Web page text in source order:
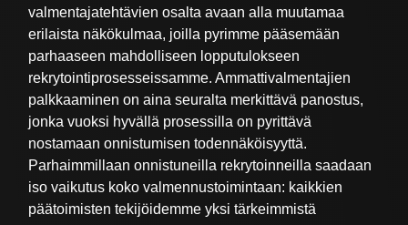
valmentajatehtävien osalta avaan alla muutamaa
erilaista näkökulmaa, joilla pyrimme pääsemään
parhaaseen mahdolliseen lopputulokseen
rekrytointiprosesseissamme. Ammattivalmentajien
palkkaaminen on aina seuralta merkittävä panostus,
jonka vuoksi hyvällä prosessilla on pyrittävä
nostamaan onnistumisen todennäköisyyttä.
Parhaimmillaan onnistuneilla rekrytoinneilla saadaan
iso vaikutus koko valmennustoimintaan: kaikkien
päätoimisten tekijöidemme yksi tärkeimmistä